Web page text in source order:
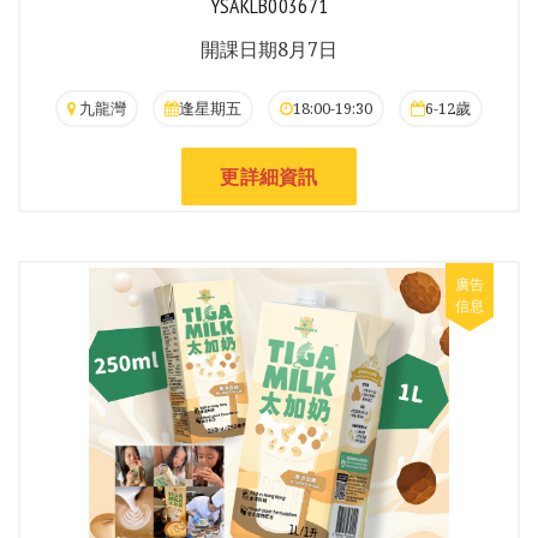
YSAKLB003671
開課日期8月7日
九龍灣 逢星期五 18:00-19:30 6-12歲
更詳細資訊